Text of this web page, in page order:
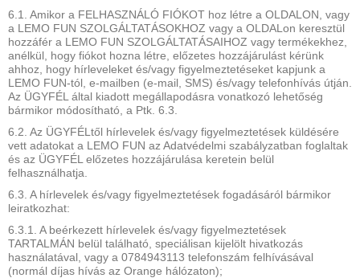
6.1. Amikor a FELHASZNÁLÓ FIÓKOT hoz létre a OLDALON, vagy
a LEMO FUN SZOLGÁLTATÁSOKHOZ vagy a OLDALon keresztül
hozzáfér a LEMO FUN SZOLGÁLTATÁSAIHOZ vagy termékekhez,
anélkül, hogy fiókot hozna létre, előzetes hozzájárulást kérünk
ahhoz, hogy hírleveleket és/vagy figyelmeztetéseket kapjunk a
LEMO FUN-tól, e-mailben (e-mail, SMS) és/vagy telefonhívás útján.
Az ÜGYFÉL által kiadott megállapodásra vonatkozó lehetőség
bármikor módosítható, a Ptk. 6.3.
6.2. Az ÜGYFÉLtől hírlevelek és/vagy figyelmeztetések küldésére
vett adatokat a LEMO FUN az Adatvédelmi szabályzatban foglaltak
és az ÜGYFÉL előzetes hozzájárulása keretein belül
felhasználhatja.
6.3. A hírlevelek és/vagy figyelmeztetések fogadásáról bármikor
leiratkozhat:
6.3.1. A beérkezett hírlevelek és/vagy figyelmeztetések
TARTALMÁN belül található, speciálisan kijelölt hivatkozás
használatával, vagy a 0784943113 telefonszám felhívásával
(normál díjas hívás az Orange hálózaton);